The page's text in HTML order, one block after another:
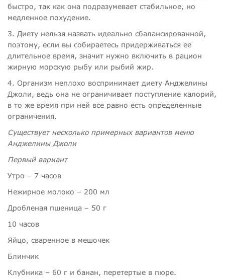
быстро, так как она подразумевает стабильное, но
медленное похудение.
3. Диету нельзя назвать идеально сбалансированной,
поэтому, если вы собираетесь придерживаться ее
длительное время, значит нужно включить в рацион
жирную морскую рыбу или рыбий жир.
4. Организм неплохо воспринимает диету Анджелины
Джоли, ведь она не ограничивает поступление калорий,
в то же время при ней все равно есть определенные
ограничения.
Существует несколько примерных вариантов меню
Анджелины Джоли
Первый вариант
Утро – 7 часов
Нежирное молоко – 200 мл
Дробленая пшеница – 50 г
10 часов
Яйцо, сваренное в мешочек
Блинчик
Клубника – 60 г и банан, перетертые в пюре.